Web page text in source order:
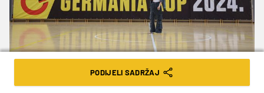
PODIJELI SADRŽAJ